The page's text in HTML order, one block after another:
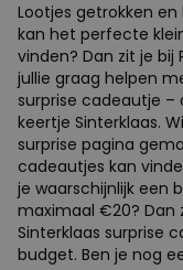
Lootjes getrokken
kan het perfecte
vinden? Dan zit je bij
jullie graag helpen
surprise cadeautje –
keertje Sinterklaas.
surprise pagina
cadeautjes kan
je waarschijnlijk een
maximaal €20? Dan
Sinterklaas surprise
budget. Ben je nog